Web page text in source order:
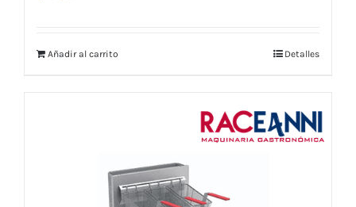
Añadir al carrito Detalles